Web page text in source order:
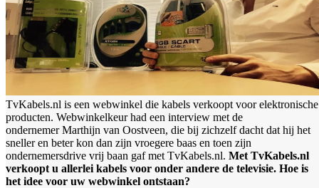
TvKabels.nl is een webwinkel die kabels verkoopt voor elektronische
producten. Webwinkelkeur had een interview met de
ondernemer Marthijn van Oostveen, die bij zichzelf dacht dat hij het
sneller en beter kon dan zijn vroegere baas en toen zijn
ondernemersdrive vrij baan gaf met TvKabels.nl. Met TvKabels.nl
verkoopt u allerlei kabels voor onder andere de televisie. Hoe is
het idee voor uw webwinkel ontstaan?